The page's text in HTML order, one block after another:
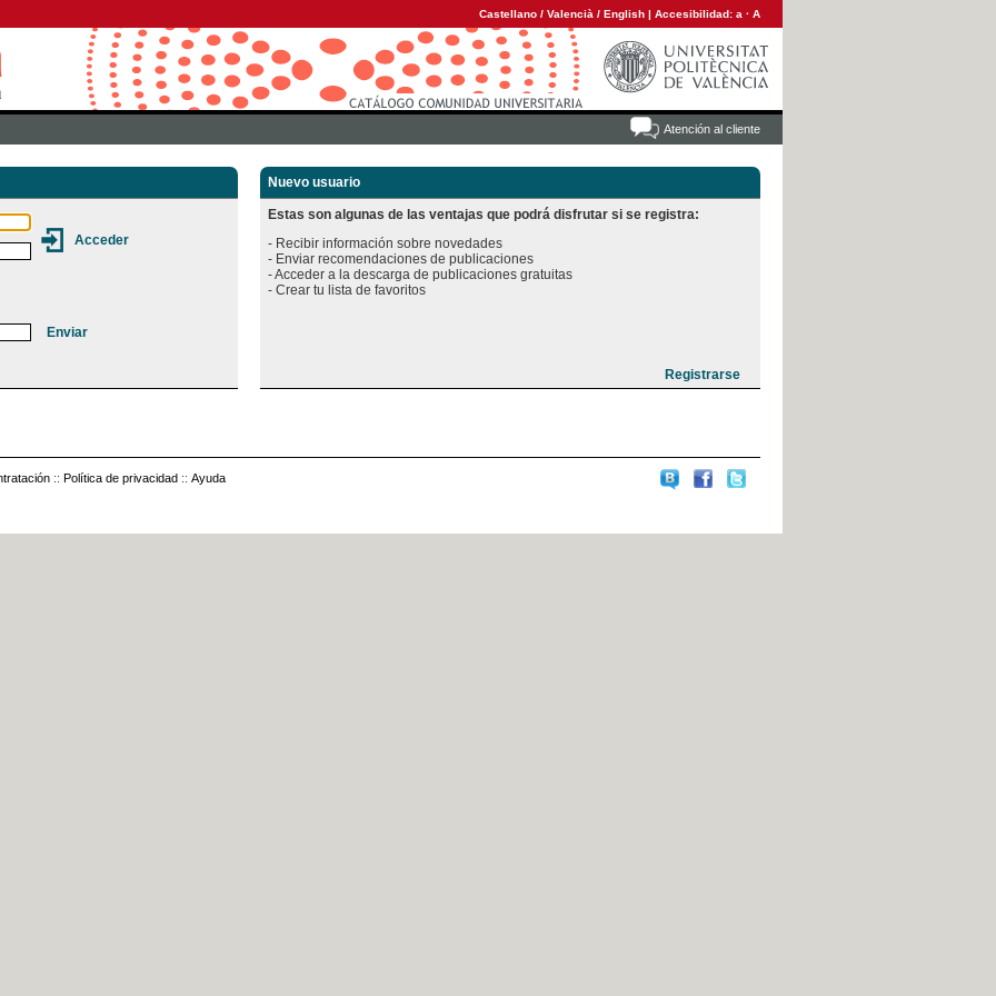
Castellano / Valencià / English | Accesibilidad: a · A
Atención al cliente
Nuevo usuario
Estas son algunas de las ventajas que podrá disfrutar si se registra:
- Recibir información sobre novedades
- Enviar recomendaciones de publicaciones
- Acceder a la descarga de publicaciones gratuitas
:: Política de privacidad :: Ayuda